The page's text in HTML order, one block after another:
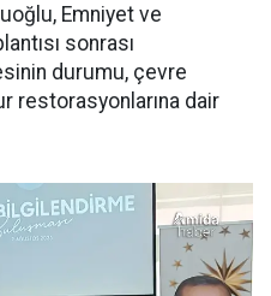
Emniyet ve
sonrası
durumu, çevre
restorasyonlarına dair